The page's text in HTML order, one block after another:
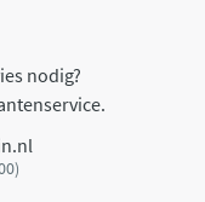
nodig?